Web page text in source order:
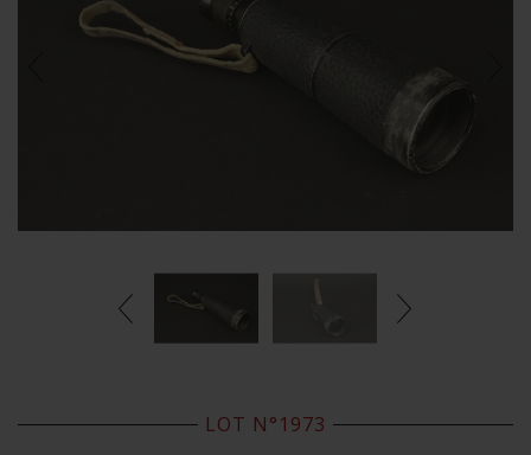
LOT N°1973